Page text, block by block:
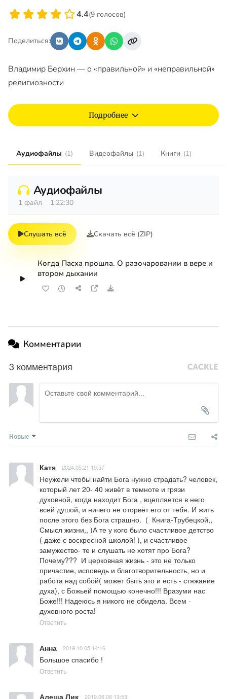
4.4(9 голосов)
Поделиться:
Владимир Берхин — о «правильной» и «неправильной»
религиозности
Подробнее
Аудиофайлы (1) Видеофайлы (1) Книги (1)
Аудиофайлы
1 файл 1:22:30
Слушать всё Скачать всё (ZIP)
Когда Пасха прошла. О разочаровании в вере и
втором дыхании
Комментарии
3 комментария
Новые
Катя 2024.05.21 19:57
Неужели чтобы найти Бога нужно страдать? человек,
который лет 20- 40 живёт в темноте и грязи
духовной, когда находит Бога , вцепляется в него
всей душой, и ничего не оторвёт его от тебя. И жить
после этого без Бога страшно.  (  Книга-Трубецкой,,
Смысл жизни,, )А те у кого было счастливое детство
( даже с воскресной школой! ), и счастливое
замужество- те и слушать не хотят про Бога?
Почему???  И церковная жизнь - это не только
причастие, исповедь и благотворительность, но и
работа над собой( может быть это и есть - стяжание
духа), с Божьей помощью конечно!!! Вразуми нас
Боже!!! Надеюсь я никого не обидела. Всем -
духовного роста!
Ответить
Анна 2019.10.05 14:16
Большое спасибо !
Ответить
Алеша Лик 2019.06.06 13:53